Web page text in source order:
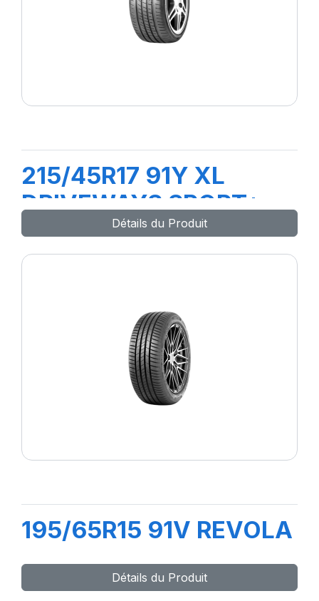
215/45R17 91Y XL
DRIVEWAYS SPORT+
Détails du Produit
195/65R15 91V REVOLA
Détails du Produit